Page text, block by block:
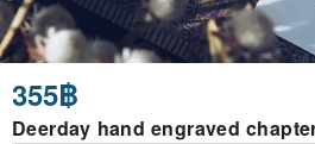
355฿
Deerday hand engraved